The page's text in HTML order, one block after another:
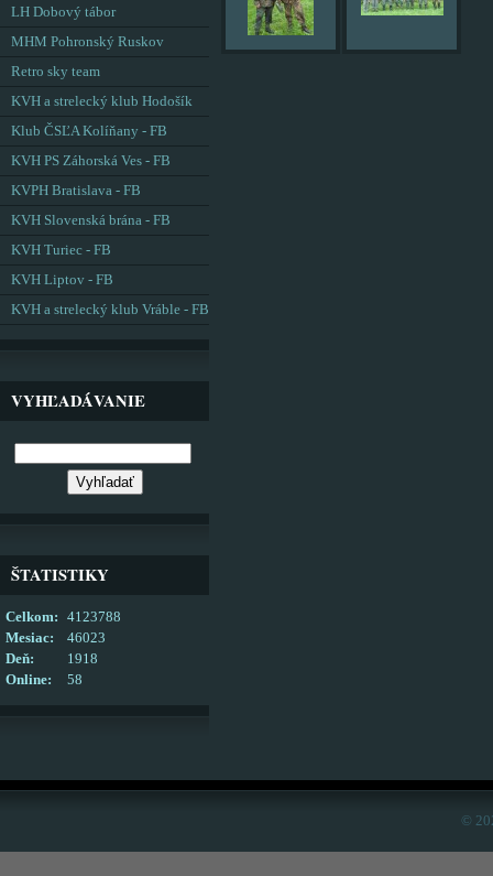
LH Dobový tábor
MHM Pohronský Ruskov
Retro sky team
KVH a strelecký klub Hodošík
Klub ČSĽA Kolíňany - FB
KVH PS Záhorská Ves - FB
KVPH Bratislava - FB
KVH Slovenská brána - FB
KVH Turiec - FB
KVH Liptov - FB
KVH a strelecký klub Vráble - FB
VYHĽADÁVANIE
ŠTATISTIKY
Online: 58
Celkom:
4123788
Mesiac:
46023
Deň:
1918
©